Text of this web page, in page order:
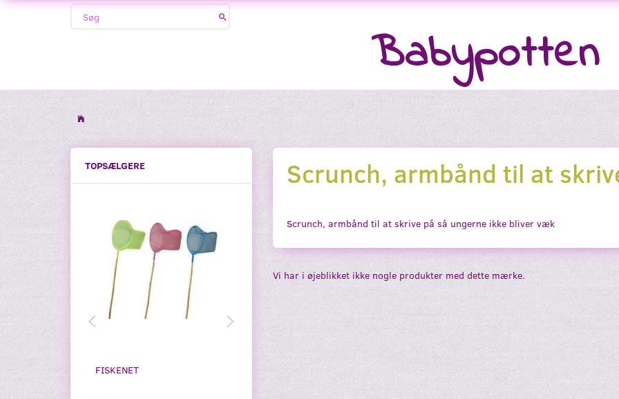
Babypotten
TOPSÆLGERE
FISKENET
BRINK NORDIC,
JULEKALENDER POSTKORT
Scrunch, armbånd til at
Scrunch, armbånd til at skrive på så ungerne ikke bliver væk
Vi har i øjeblikket ikke nogle produkter med dette mærke.